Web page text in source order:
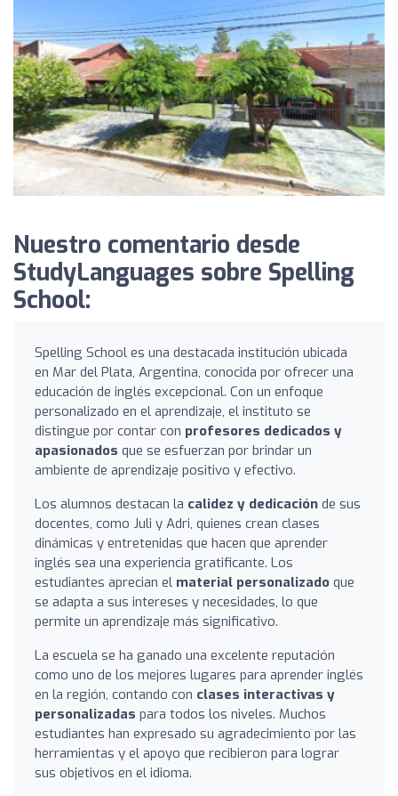
Nuestro comentario desde
StudyLanguages sobre Spelling
School:
Spelling School es una destacada institución ubicada
en Mar del Plata, Argentina, conocida por ofrecer una
educación de inglés excepcional. Con un enfoque
personalizado en el aprendizaje, el instituto se
distingue por contar con profesores dedicados y
apasionados que se esfuerzan por brindar un
ambiente de aprendizaje positivo y efectivo.
Los alumnos destacan la calidez y dedicación de sus
docentes, como Juli y Adri, quienes crean clases
dinámicas y entretenidas que hacen que aprender
inglés sea una experiencia gratificante. Los
estudiantes aprecian el material personalizado que
se adapta a sus intereses y necesidades, lo que
permite un aprendizaje más significativo.
La escuela se ha ganado una excelente reputación
como uno de los mejores lugares para aprender inglés
en la región, contando con clases interactivas y
personalizadas para todos los niveles. Muchos
estudiantes han expresado su agradecimiento por las
herramientas y el apoyo que recibieron para lograr
sus objetivos en el idioma.